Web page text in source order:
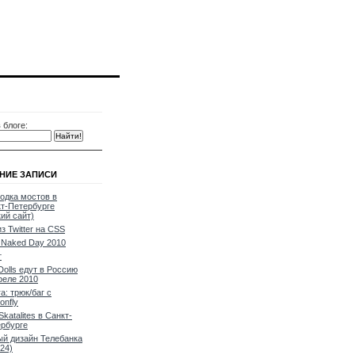
ЗАПИСИ
мостов в
Петербурге
сайт)
Twitter на CSS
Day 2010
едут в Россию
2010
трюк/баг с
в Санкт-
дизайн Телебанка